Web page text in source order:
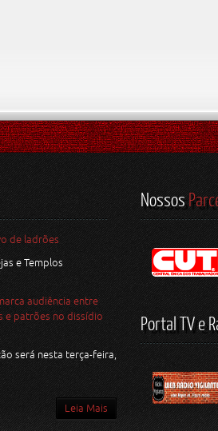
de ladrões
e Templos
audiência entre
e patrões no dissídio
será nesta terça-feira,
Leia Mais
Nossos
Portal TV e